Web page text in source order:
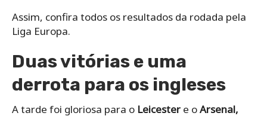
Assim, confira todos os resultados da rodada pela
Liga Europa.
Duas vitórias e uma
derrota para os ingleses
A tarde foi gloriosa para o Leicester e oArsenal,